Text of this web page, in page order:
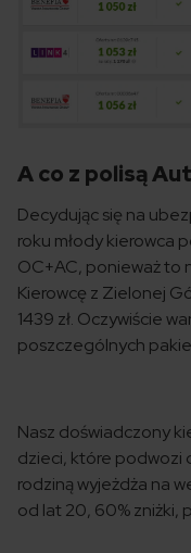
A co z polisą
Decydując się na
roku młody kierowca
OC+AC, ponieważ to
Kierowcę z Zielonej
1439 zł. Oczywiście
poszczególnych
Nasz doświadczony
dzieci, które podwozi
rodziną wyjeżdża na
od lat 20, 60% zniżki,